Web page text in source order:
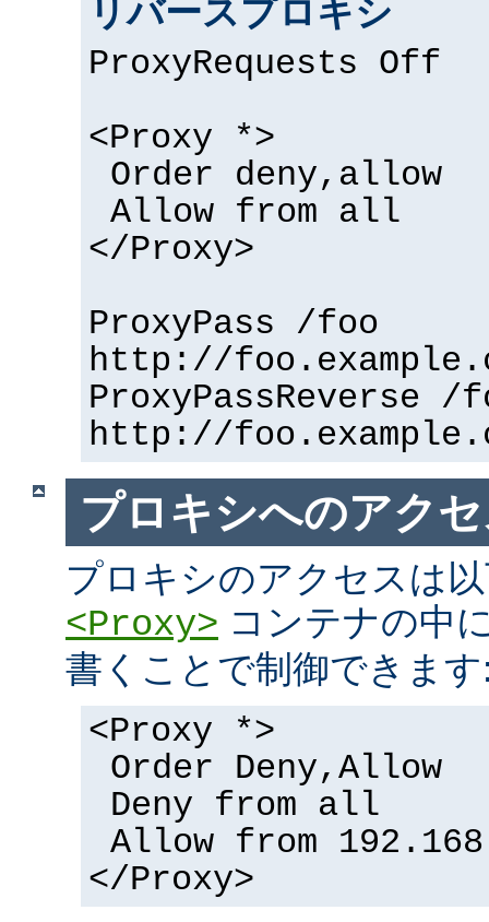
リバースプロキシ
ProxyRequests Off
<Proxy *>
Order deny,allow
Allow from all
</Proxy>
ProxyPass /foo
http://
ProxyPassReverse /
http://
プロキシへのアク
プロキシのアクセスは
<Proxy> コンテナの中
書くことで制御できま
<Proxy *>
Order Deny,Allow
Deny from all
Allow from
</Proxy>